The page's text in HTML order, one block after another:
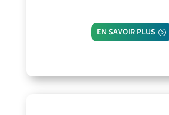
EN SAVOIR PLUS